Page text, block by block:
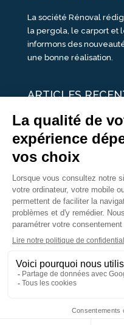
La société Rénoval
la pergola, le carport et
informons des
une bonne réalisation.
ARTICLES
25 idées de vérandas
Un été pour une
Portes Ouvertes
Une ombre avec une
portes ouvertes
Nous Suivre